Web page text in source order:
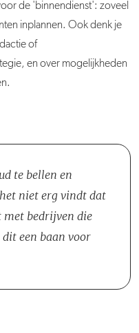
de 'binnendienst': zoveel
inplannen. Ook denk je
of
en over mogelijkheden
te bellen en
niet erg vindt dat
met bedrijven die
een baan voor